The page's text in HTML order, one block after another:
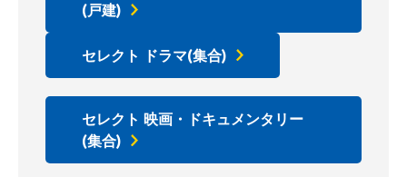
(戸建)
セレクト ドラマ(集合)
セレクト 映画・ドキュメンタリー
(集合)